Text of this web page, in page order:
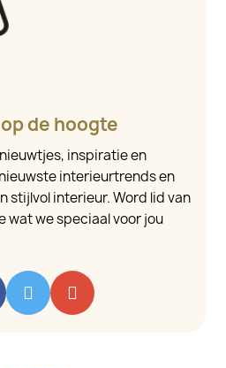
de hoogte
inspiratie en
interieurtrends en
stijlvol interieur. Word lid van
wat we speciaal voor jou